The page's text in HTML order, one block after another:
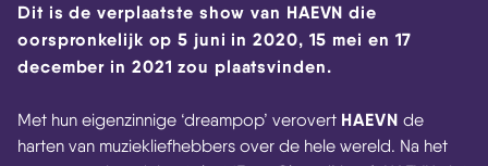
Dit is de verplaatste show van HAEVN die
oorspronkelijk op 5 juni in 2020, 15 mei en 17
december in 2021 zou plaatsvinden.
Met hun eigenzinnige ‘dreampop’ verovert HAEVN de
harten van muziekliefhebbers over de hele wereld. Na het